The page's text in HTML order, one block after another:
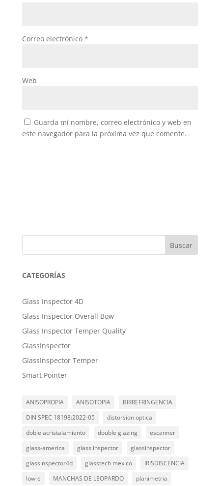
Correo electrónico *
Web
Guarda mi nombre, correo electrónico y web en
este navegador para la próxima vez que comente.
Buscar
CATEGORÍAS
Glass Inspector 4D
Glass Inspector Overall Bow
Glass Inspector Temper Quality
GlassInspector
GlassInspector Temper
Smart Pointer
ANISOPROPIA ANISOTOPIA
BIRREFRINGENCIA
DIN SPEC 18198:2022-05
distorsion optica
doble acristalamiento
double glazing
escanner
glass-america
glass inspector
glassinspector
glassinspector4d
glasstech mexico
IRISDISCENCIA
low-e
MANCHAS DE LEOPARDO
planimetria